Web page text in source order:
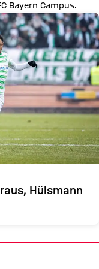
Bayern Campus.
Hülsmann